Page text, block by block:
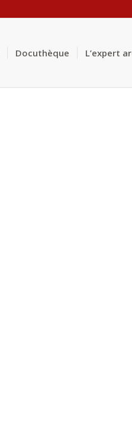
Docuthèque L’expert